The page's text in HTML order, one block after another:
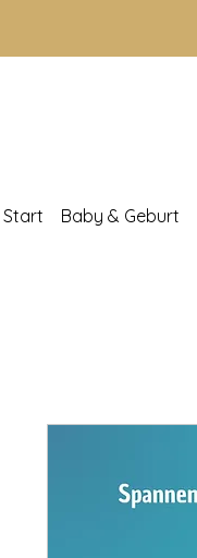
Start Baby & Geburt